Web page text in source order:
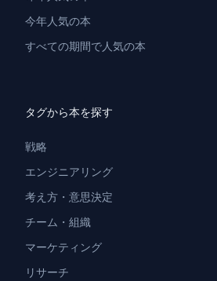
今年人気の本
すべての期間で人気の本
タグから本を探す
戦略
エンジニアリング
考え方・意思決定
チーム・組織
マーケティング
リサーチ